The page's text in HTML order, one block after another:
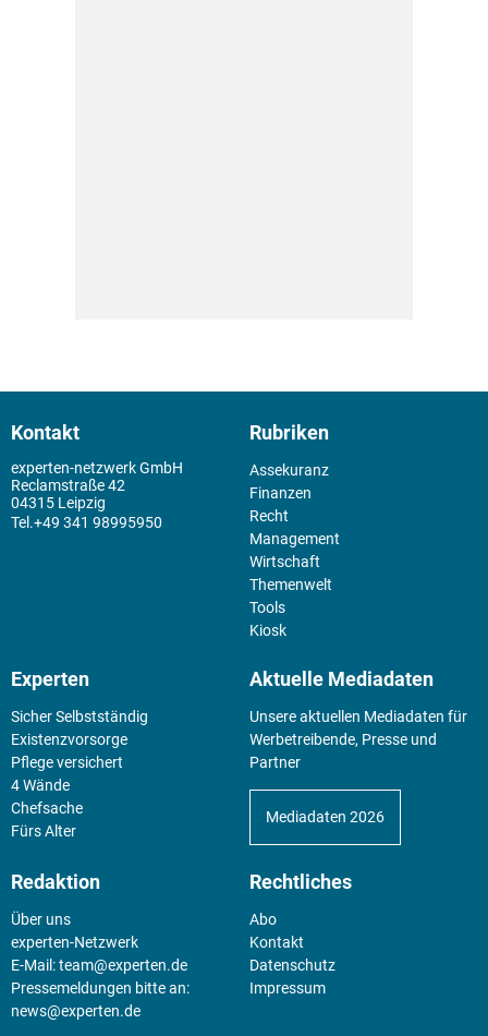
Kontakt
experten-netzwerk GmbH
Reclamstraße 42
04315 Leipzig
+49 341 98995950
Rubriken
Assekuranz
Finanzen
Recht
Management
Wirtschaft
Themenwelt
Tools
Kiosk
Experten
Sicher Selbstständig
Existenz­vorsorge
Pflege versichert
4 Wände
Chefsache
Fürs Alter
Aktuelle Mediadaten
Unsere aktuellen Mediadaten für
Werbetreibende, Presse und
Partner
Mediadaten 2026
Redaktion
Über uns
experten-Netzwerk
E-Mail:team@experten.de
Pressemeldungen bitte an:
news@experten.de
Rechtliches
Abo
Kontakt
Datenschutz
Impressum